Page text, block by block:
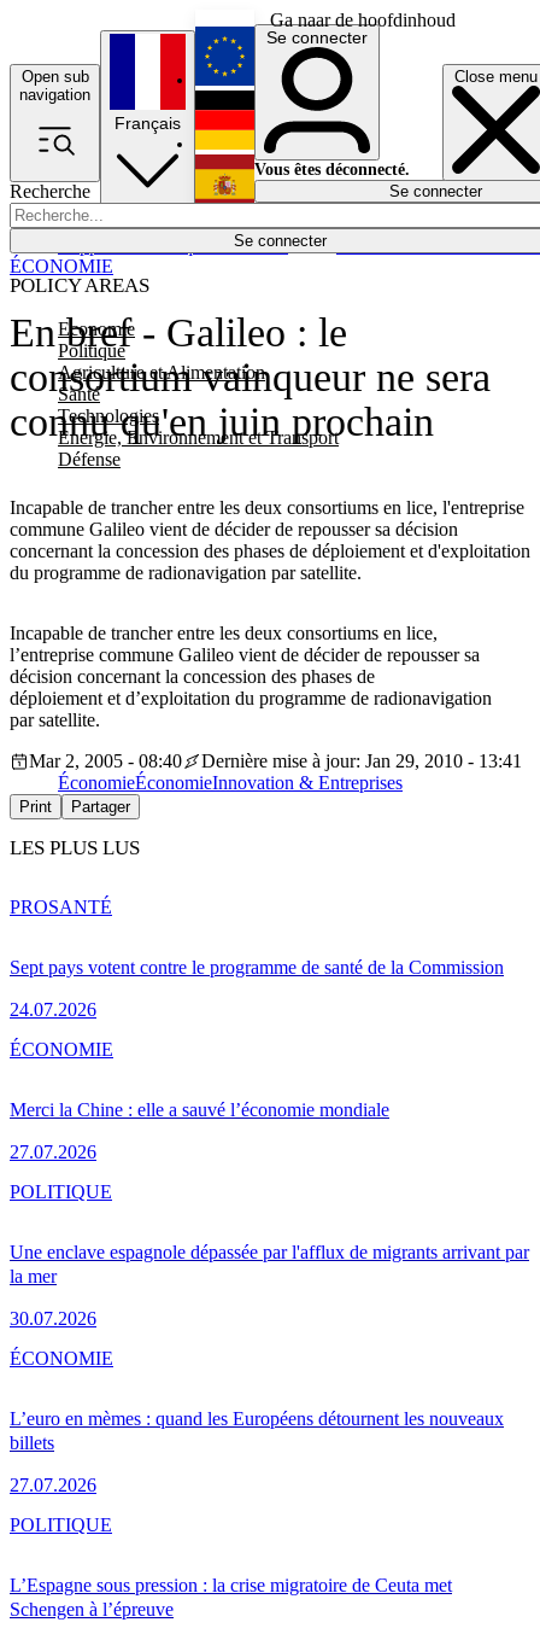
Ga naar de hoofdinhoud
Open sub
navigation
Close menu
Recherche
Se connecter
POLICY AREAS
Economie
Politique
Agriculture et Alimentation
Santé
Technologies
Energie, Environnement et Transport
Défense
Économie
Français
English
Deutsch
Español
Se connecter
Vous êtes déconnecté.
Se connecter
En bref - Galileo : le
consortium vainqueur ne sera
connu qu'en juin prochain
Incapable de trancher entre les deux consortiums en lice, l'entreprise
commune Galileo vient de décider de repousser sa décision
concernant la concession des phases de déploiement et d'exploitation
du programme de radionavigation par satellite.
ÉCONOMIE
Incapable de trancher entre les deux consortiums en lice,
l’entreprise commune Galileo vient de décider de repousser sa
décision concernant la concession des phases de
déploiement et d’exploitation du programme de radionavigation
par satellite.
Mar 2, 2005 - 08:40
Dernière mise à jour: Jan 29, 2010 - 13:41
ÉconomieÉconomieInnovation & Entreprises
Print Partager
LES PLUS LUS
Sept pays votent contre le programme de santé de la Commission
24.07.2026
PROSANTÉ
Merci la Chine : elle a sauvé l’économie mondiale
27.07.2026
ÉCONOMIE
Une enclave espagnole dépassée par l'afflux de migrants arrivant par
la mer
30.07.2026
POLITIQUE
L’euro en mèmes : quand les Européens détournent les nouveaux
billets
27.07.2026
ÉCONOMIE
L’Espagne sous pression : la crise migratoire de Ceuta met
Schengen à l’épreuve
POLITIQUE